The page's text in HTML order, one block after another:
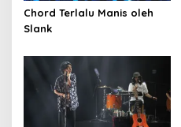
Chord Terlalu Manis oleh
Slank